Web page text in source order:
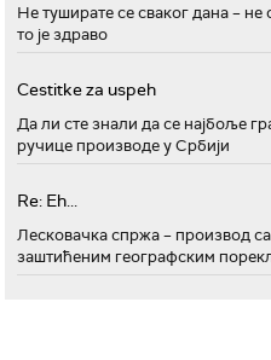
Не туширате се сваког дана – не
то је здраво
Cestitke za uspeh
Да ли сте знали да се најбоље
ручице производе у Србији
Re: Eh...
Лесковачка спржа – производ са
заштићеним географским